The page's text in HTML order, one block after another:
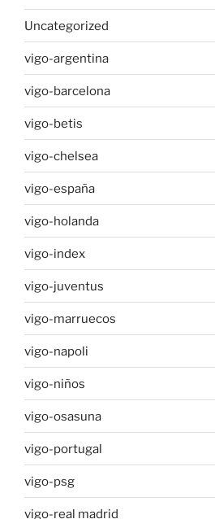
Uncategorized
vigo-argentina
vigo-barcelona
vigo-betis
vigo-chelsea
vigo-españa
vigo-holanda
vigo-index
vigo-juventus
vigo-marruecos
vigo-napoli
vigo-niños
vigo-osasuna
vigo-portugal
vigo-psg
vigo-real madrid